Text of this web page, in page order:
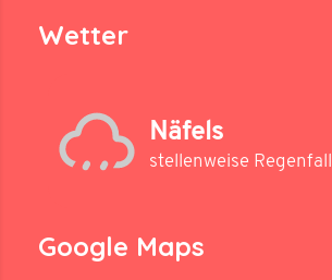
Wetter
Näfels
stellenweise Regenfall
Google Maps